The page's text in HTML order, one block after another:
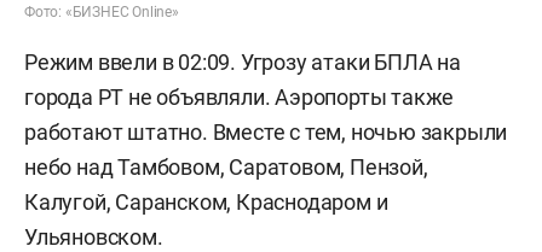
Фото: «БИЗНЕС Online»
Режим ввели в 02:09. Угрозу атаки БПЛА на
города РТ не объявляли. Аэропорты также
работают штатно. Вместе с тем, ночью закрыли
небо над Тамбовом, Саратовом, Пензой,
Калугой, Саранском, Краснодаром и
Ульяновском.